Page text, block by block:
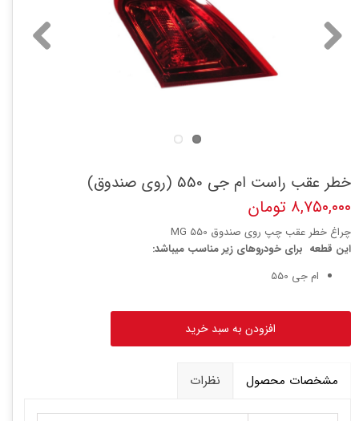
خطر عقب راست ام جی 550 (روی صندوق)
۸,۷۵۰,۰۰۰ تومان
چراغ خطر عقب چپ روی صندوق MG 550
این قطعه برای خودروهای زیر مناسب میباشد:
ام جی 550
افزودن به سبد خرید
مشخصات محصول نظرات